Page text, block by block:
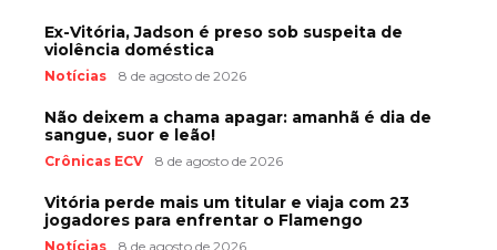
Ex-Vitória, Jadson é preso sob suspeita de
violência doméstica
Notícias 8 de agosto de 2026
Não deixem a chama apagar: amanhã é dia de
sangue, suor e leão!
Crônicas ECV 8 de agosto de 2026
Vitória perde mais um titular e viaja com 23
jogadores para enfrentar o Flamengo
Notícias 8 de agosto de 2026